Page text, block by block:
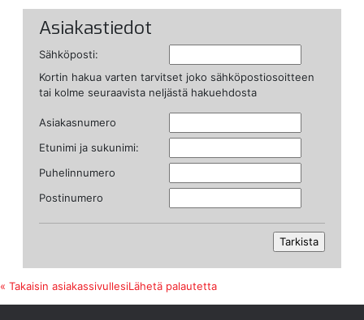
Asiakastiedot
Sähköposti:
Kortin hakua varten tarvitset joko sähköpostiosoitteen
tai kolme seuraavista neljästä hakuehdosta
Asiakasnumero
Etunimi ja sukunimi:
Puhelinnumero
Postinumero
« Takaisin asiakassivullesiLähetä palautetta